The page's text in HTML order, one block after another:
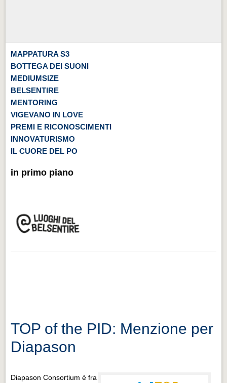
MAPPATURA S3
BOTTEGA DEI SUONI
MEDIUMSIZE
BELSENTIRE
MENTORING
VIGEVANO IN LOVE
PREMI E RICONOSCIMENTI
INNOVATURISMO
IL CUORE DEL PO
in primo piano
TOP of the PID: Menzione per
Diapason
Diapason Consortium è fra